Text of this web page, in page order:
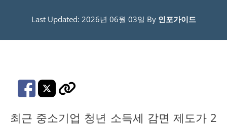
Last Updated: 2026년 06월 03일 By 인포가이드
최근 중소기업 청년 소득세 감면 제도가 2